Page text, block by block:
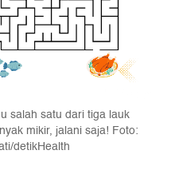
salah satu dari tiga lauk
mikir, jalani saja! Foto:
detikHealth